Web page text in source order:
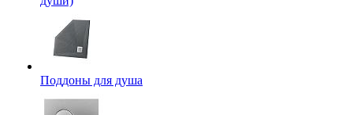
Поддоны для душа